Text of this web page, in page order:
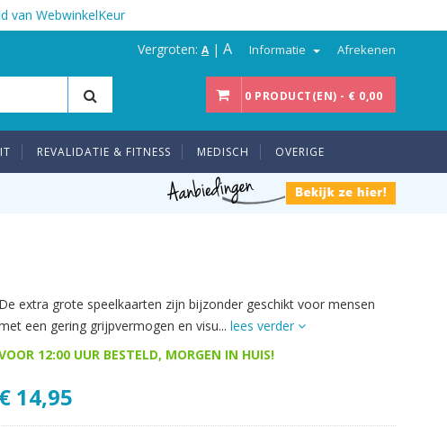
van WebwinkelKeur
Vergroten: A| A Informatie Afrekenen
0 PRODUCT(EN) - € 0,00
REVALIDATIE & FITNESS MEDISCH OVERIGE
De extra grote speelkaarten zijn bijzonder geschikt voor mensen
een gering grijpvermogen en visu... lees verder
12:00 UUR BESTELD, MORGEN IN HUIS!
€ 14,95